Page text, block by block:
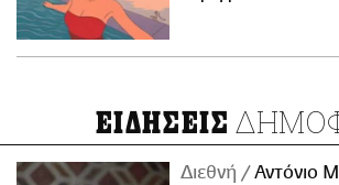
ΕΙΔΗΣΕΙΣ
Διεθνή Αντόνιο